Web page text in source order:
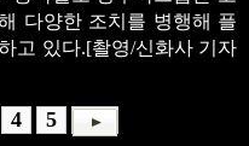
다양한 조치를 병행해 플
고 있다.[촬영/신화사 기자
4 5